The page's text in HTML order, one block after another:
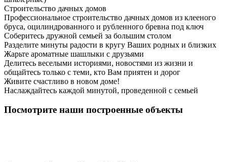
Строительство дачных домов
Профессиональное строительство дачных домов из клееного
бруса, оцилиндрованного и рубленного бревна под ключ
Соберитесь дружной семьей за большим столом
Разделите минуты радости в кругу Ваших родных и близких
Жарьте ароматные шашлыки с друзьями
Делитесь веселыми историями, новостями из жизни и
общайтесь только с теми, кто Вам приятен и дорог
Живите счастливо в новом доме!
Наслаждайтесь каждой минутой, проведенной с семьей
Посмотрите наши построенные объекты